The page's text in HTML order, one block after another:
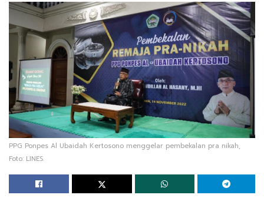
PPG Ponpes Al Ubaidah Kertosono menggelar pembekalan pra nikah,
Foto: LINES.